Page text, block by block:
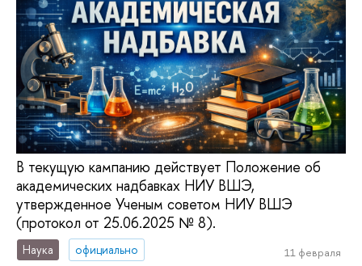
В текущую кампанию действует Положение об
академических надбавках НИУ ВШЭ,
утвержденное Ученым советом НИУ ВШЭ
(протокол от 25.06.2025 № 8).
Наука официально 11 февраля